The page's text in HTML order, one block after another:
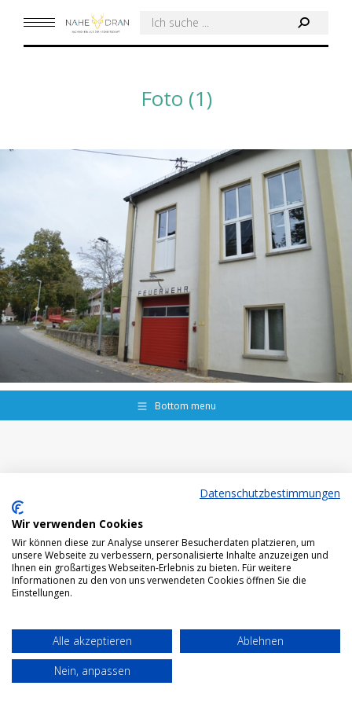
Search:
Foto (1)
Bottom menu
Datenschutzbestimmungen
Wir verwenden Cookies
Wir können diese zur Analyse unserer Besucherdaten platzieren, um
unsere Webseite zu verbessern, personalisierte Inhalte anzuzeigen und
Ihnen ein großartiges Webseiten-Erlebnis zu bieten. Für weitere
Informationen zu den von uns verwendeten Cookies öffnen Sie die
Einstellungen.
Alle akzeptieren
Ablehnen
Nein, anpassen